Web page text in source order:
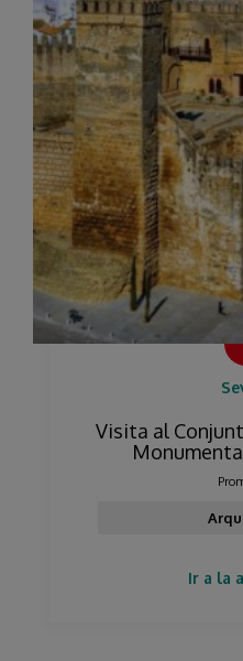
Visita al
Ir a la